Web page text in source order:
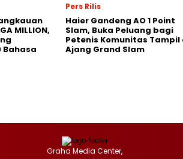
MILLION,
Bahasa
Pers Rilis
Haier Gandeng AO 1 Point
Slam, Buka Peluang bagi
Petenis Komunitas Tampil
Ajang Grand Slam
Graha Media Center,